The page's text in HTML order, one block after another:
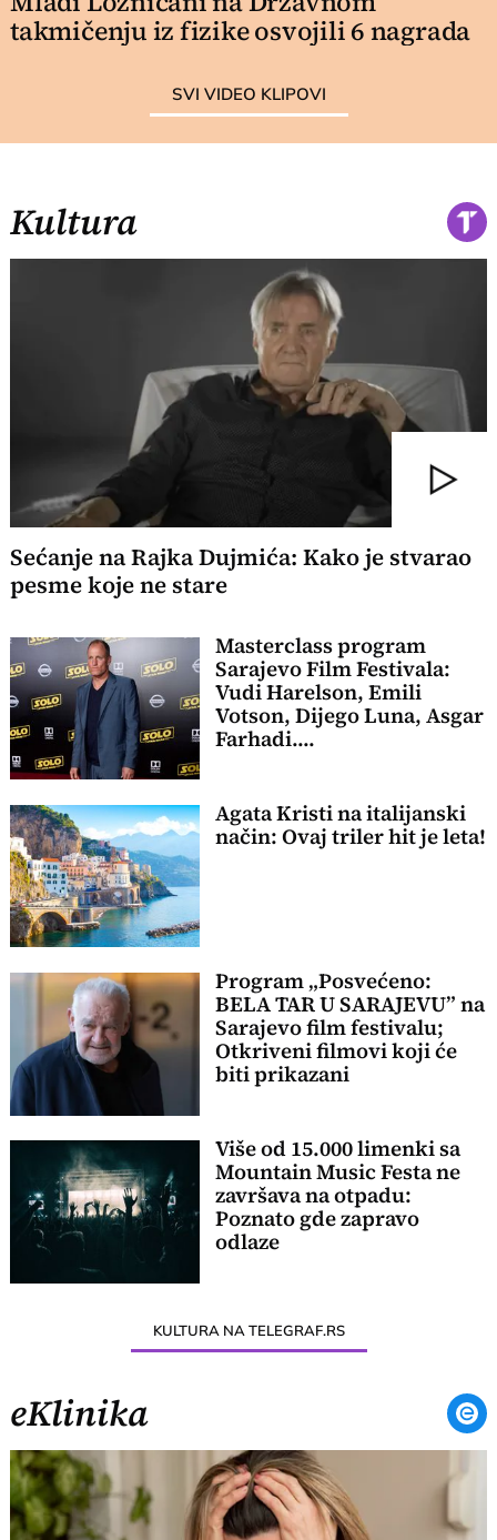
takmičenju iz fizike osvojili 6 nagrada
SVI VIDEO KLIPOVI
Kultura
Sećanje na Rajka Dujmića: Kako je stvarao
pesme koje ne stare
Masterclass program
Sarajevo Film Festivala:
Vudi Harelson, Emili
Votson, Dijego Luna, Asgar
Farhadi....
Agata Kristi na italijanski
način: Ovaj triler hit je leta!
Program „Posvećeno:
BELA TAR U SARAJEVU” na
Sarajevo film festivalu;
Otkriveni filmovi koji će
biti prikazani
Više od 15.000 limenki sa
Mountain Music Festa ne
završava na otpadu:
Poznato gde zapravo
odlaze
KULTURA NA TELEGRAF.RS
eKlinika